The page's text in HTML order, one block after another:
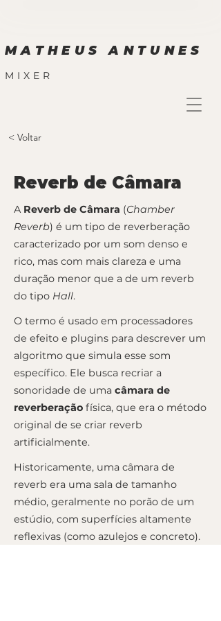
MATHEUS ANTUNES
MIXER
< Voltar
Reverb de Câmara
A Reverb de Câmara (Chamber
Reverb) é um tipo de reverberação
caracterizado por um som denso e
rico, mas com mais clareza e uma
duração menor que a de um reverb
do tipo Hall.
O termo é usado em processadores
de efeito e plugins para descrever um
algoritmo que simula esse som
específico. Ele busca recriar a
sonoridade de uma câmara de
reverberação física, que era o método
original de se criar reverb
artificialmente.
Historicamente, uma câmara de
reverb era uma sala de tamanho
médio, geralmente no porão de um
estúdio, com superfícies altamente
reflexivas (como azulejos e concreto).